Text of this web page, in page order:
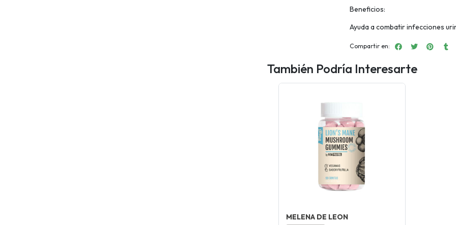
Beneficios:
Ayuda a combatir infecciones
Compartir en:
También Podría Interesarte
MELENA DE LEON